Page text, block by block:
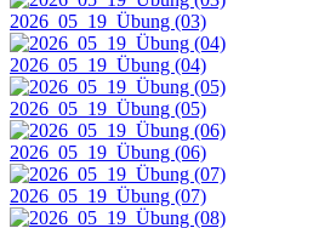
2026_05_19_Übung (03)
2026_05_19_Übung (04)
2026_05_19_Übung (05)
2026_05_19_Übung (06)
2026_05_19_Übung (07)